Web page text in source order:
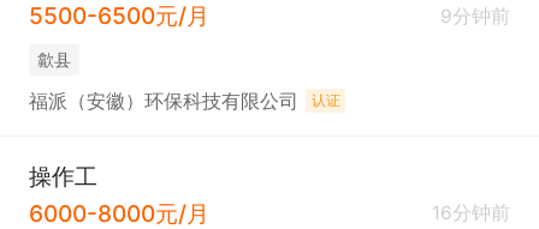
5500-6500元/月
9分钟前
歙县
福派（安徽）环保科技有限公司 认证
操作工
6000-8000元/月
16分钟前